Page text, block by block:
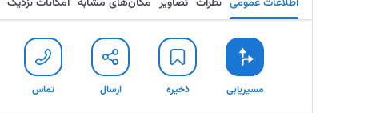
اطلاعات عمومی نظرات تصاویر مکان‌های مشابه امکانات نزدیک
مسیریابی ذخیره ارسال تماس